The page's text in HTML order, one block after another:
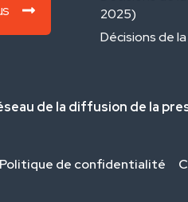
2025)
Décisions de
de la diffusion de la
Politique de confidentialité